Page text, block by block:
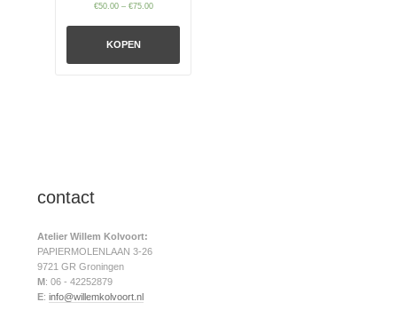
€50.00– €75.00
KOPEN
contact
Atelier Willem Kolvoort:
PAPIERMOLENLAAN 3-26
9721 GR Groningen
M : 06 - 42252879
E:info@willemkolvoort.nl